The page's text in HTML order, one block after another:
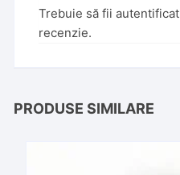
Trebuie să fiiautentificat
recenzie.
PRODUSE SIMILARE